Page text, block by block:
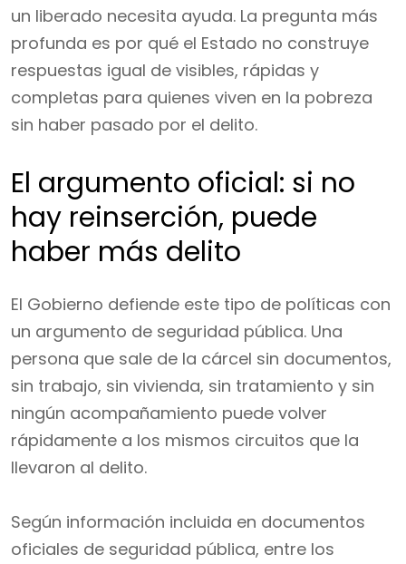
un liberado necesita ayuda. La pregunta más
profunda es por qué el Estado no construye
respuestas igual de visibles, rápidas y
completas para quienes viven en la pobreza
sin haber pasado por el delito.
El argumento oficial: si no
hay reinserción, puede
haber más delito
El Gobierno defiende este tipo de políticas con
un argumento de seguridad pública. Una
persona que sale de la cárcel sin documentos,
sin trabajo, sin vivienda, sin tratamiento y sin
ningún acompañamiento puede volver
rápidamente a los mismos circuitos que la
llevaron al delito.
Según información incluida en documentos
oficiales de seguridad pública, entre los